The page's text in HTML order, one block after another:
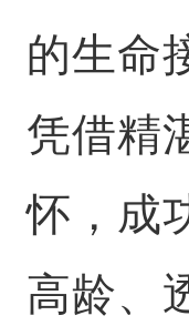
的生命
凭借精
怀，成
高龄、